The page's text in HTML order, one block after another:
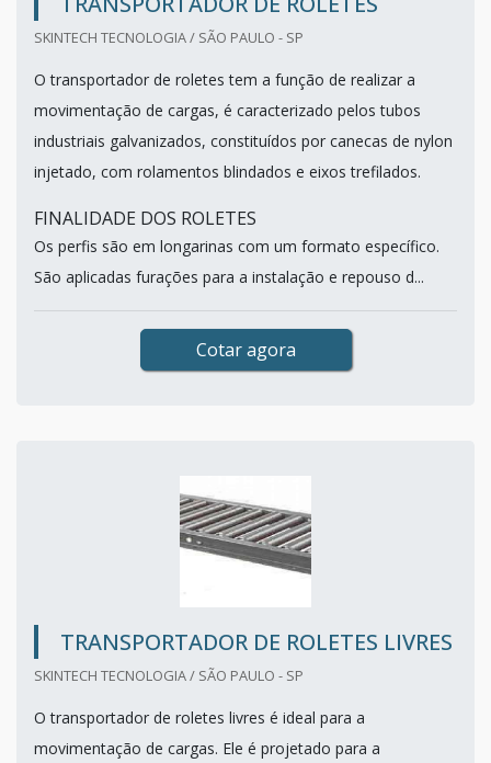
SKINTECH TECNOLOGIA / SÃO PAULO - SP
O transportador de roletes tem a função de realizar a
movimentação de cargas, é caracterizado pelos tubos
industriais galvanizados, constituídos por canecas de nylon
injetado, com rolamentos blindados e eixos trefilados.
FINALIDADE DOS ROLETES
Os perfis são em longarinas com um formato específico.
São aplicadas furações para a instalação e repouso d...
Cotar agora
TRANSPORTADOR DE ROLETES LIVRES
SKINTECH TECNOLOGIA / SÃO PAULO - SP
O transportador de roletes livres é ideal para a
movimentação de cargas. Ele é projetado para a